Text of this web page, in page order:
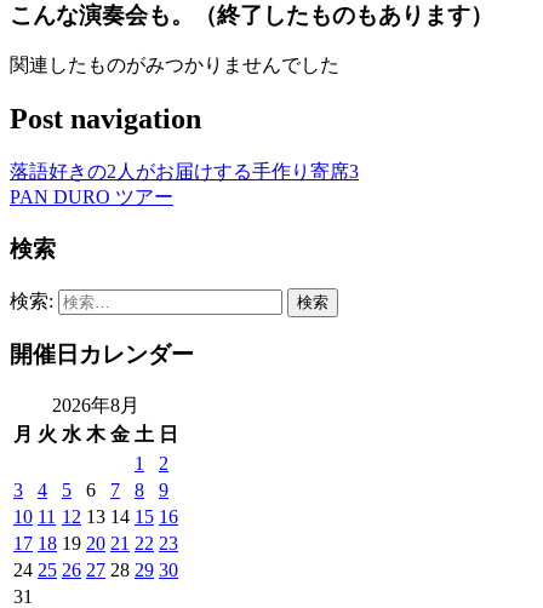
こんな演奏会も。（終了したものもあります）
関連したものがみつかりませんでした
Post navigation
落語好きの2人がお届けする手作り寄席3
PAN DURO ツアー
検索
検索:
開催日カレンダー
2026年8月
月 火 水 木 金 土 日
1
2
3
4 5 6 7 8
9
10 11 12 13 14 15 16
17 18 19 20 21 22 23
24 25 26 27 28 29 30
31